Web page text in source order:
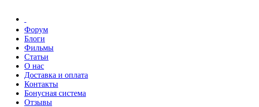
Форум
Блоги
Фильмы
Статьи
О нас
Доставка и оплата
Контакты
Бонусная система
Отзывы